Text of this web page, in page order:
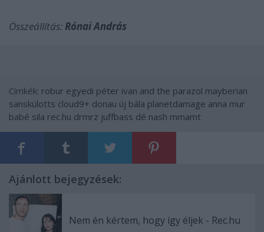
Összeállítás:Rónai András
Címkék: robur egyedi péter ivan and the parazol mayberian
sanskülotts cloud9+ donau új bála planetdamage anna mur
babé sila rec.hu drmrz juffbass dé nash mmamt
Ajánlott bejegyzések:
Nem én kértem, hogy így éljek - Rec.hu